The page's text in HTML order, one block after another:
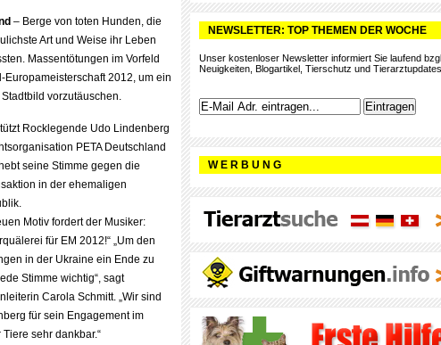
– Berge von toten Hunden, die
Art und Weise ihr Leben
Massentötungen im Vorfeld
Europameisterschaft 2012, um ein
Stadtbild vorzutäuschen.
Rocklegende Udo Lindenberg
PETA Deutschland
seine Stimme gegen die
in der ehemaligen
Motiv fordert der Musiker:
für EM 2012!“ „Um den
in der Ukraine ein Ende zu
Stimme wichtig“, sagt
Carola Schmitt. „Wir sind
für sein Engagement im
Tiere sehr dankbar.“
NEWSLETTER: TOP THEMEN DER WOCHE
Unser kostenloser Newsletter informiert Sie laufend
Neuigkeiten, Blogartikel, Tierschutz und
W E R B U N G